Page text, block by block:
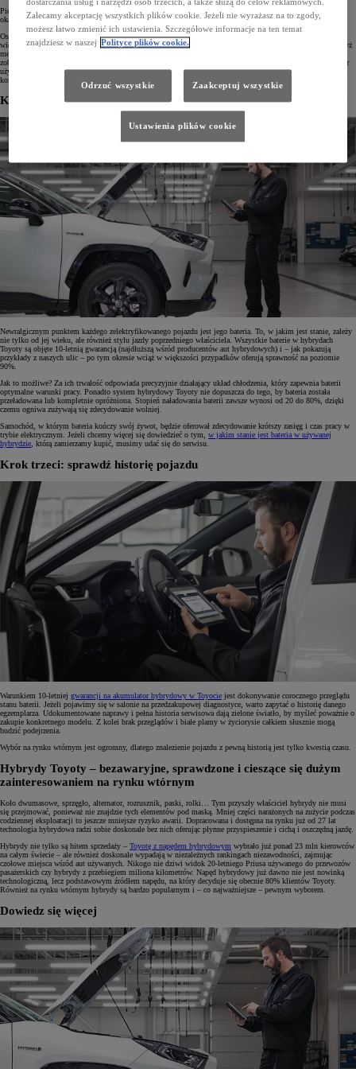
Pierwsza zasada głosi: jeżeli oferta wydaje się zbyt dobra, by była prawdziwa, nie jest prawdziwa. Cenowe
okazje to w większości przypadków najlepszy przepis na katastrofę.
Oszczędności nie warto również szukać podczas oględzin. Tylko wykwalifikowany salon danej marki posiada
wiedzę i narzędzia do tego, by kompleksowo sprawdzić dany egzemplarz. Warto jednak z niej skorzystać, gdyż
mechanicy, przez których ręce przeszły setki dokładnie takich samych aut, jakie zamierzamy właśnie kupić,
zobaczą więcej… Chociażby dlatego, że wiedzą, na co warto zwrócić uwagę. Jeżeli zdecydujemy się na wybór
używanej hybrydy bezpośrednio od dilera Toyoty, możemy mieć pewność, że auto przeszło już kompleksową
kontrolę przed sprzedażą i wszystkie ewentualne usterki zostały wyeliminowane.
Krok drugi: diagnostyka baterii przed zakupem używanej hybrydy
Newralgicznym punktem każdego zelektryfikowanego pojazdu jest jego bateria. To, w jakim jest stanie, zależy
nie tylko od jej wieku, ale również stylu jazdy poprzedniego właściciela. Wszystkie baterie w hybrydach
Toyoty są objęte 10-letnią gwarancją (najdłuższą wśród producentów aut hybrydowych) i – jak pokazują
przykłady z naszych ulic – po tym okresie wciąż w większości przypadków oferują sprawność na poziomie
90%.
Jak to możliwe? Za ich trwałość odpowiada precyzyjnie działający układ chłodzenia, który zapewnia baterii
optymalne warunki pracy. Ponadto system hybrydowy Toyoty nie dopuszcza do tego, by bateria została
przeładowana lub kompletnie opróżniona. Stopień naładowania baterii zawsze wynosi od 20 do 80%, dzięki
czemu ogniwa zużywają się zdecydowanie wolniej.
Samochód, w którym bateria kończy swój żywot, będzie oferował zdecydowanie krótszy zasięg i czas pracy w
trybie elektrycznym. Jeżeli chcemy więcej się dowiedzieć o tym, w jakim stanie jest bateria w używanej
hybrydzie, którą zamierzamy kupić, musimy udać się do serwisu.
Krok trzeci: sprawdź historię pojazdu
Warunkiem 10-letniej gwarancji na akumulator hybrydowy w Toyocie jest dokonywanie corocznego przeglądu
stanu baterii. Jeżeli pojawimy się w salonie na przedzakupowej diagnostyce, warto zapytać o historię danego
egzemplarza. Udokumentowane naprawy i pełna historia serwisowa dają zielone światło, by myśleć poważnie o
zakupie konkretnego modelu. Z kolei brak przeglądów i białe plamy w życiorysie całkiem słusznie mogą
budzić podejrzenia.
Wybór na rynku wtórnym jest ogromny, dlatego znalezienie pojazdu z pewną historią jest tylko kwestią czasu.
Hybrydy Toyoty – bezawaryjne, sprawdzone i cieszące się dużym
zainteresowaniem na rynku wtórnym
Koło dwumasowe, sprzęgło, alternator, rozrusznik, paski, rolki… Tym przyszły właściciel hybrydy nie musi
się przejmować, ponieważ nie znajdzie tych elementów pod maską. Mniej części narażonych na zużycie podczas
codziennej eksploatacji to jeszcze mniejsze ryzyko awarii. Dopracowana i dostępna na rynku już od 27 lat
technologia hybrydowa radzi sobie doskonale bez nich oferując płynne przyspieszenie i cichą i oszczędną jazdę.
Hybrydy nie tylko są hitem sprzedaży – Toyotę z napędem hybrydowym wybrało już ponad 23 mln kierowców
na całym świecie – ale również doskonale wypadają w niezależnych rankingach niezawodności, zajmując
czołowe miejsca wśród aut używanych. Nikogo nie dziwi widok 20-letniego Priusa używanego do przewozów
pasażerskich czy hybrydy z przebiegiem miliona kilometrów. Napęd hybrydowy już dawno nie jest nowinką
technologiczną, lecz podstawowym źródłem napędu, na który decyduje się obecnie 80% klientów Toyoty.
Również na rynku wtórnym hybrydy są bardzo popularnym i – co najważniejsze – pewnym wyborem.
Dowiedz się więcej
dostarczania usług i narzędzi osób trzecich, a także służą do celów reklamowych.
Zalecamy akceptację wszystkich plików cookie. Jeżeli nie wyrażasz na to zgody,
możesz łatwo zmienić ich ustawienia. Szczegółowe informacje na ten temat
znajdziesz w naszej Polityce plików cookie.
Odrzuć wszystkie Zaakceptuj wszystkie
Ustawienia plików cookie